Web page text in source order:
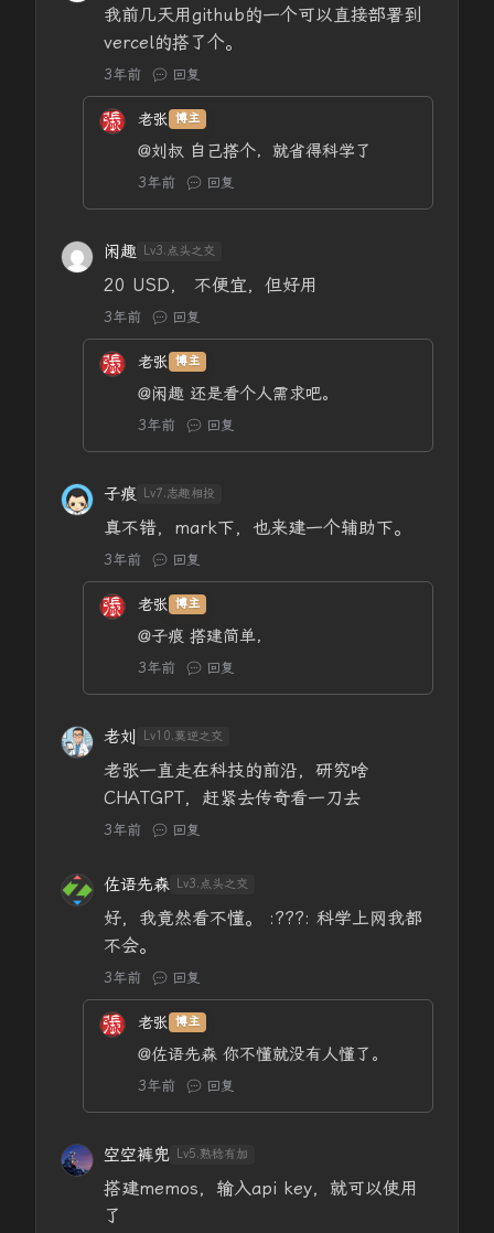
我前几天用github的一个可以直接部署到
vercel的搭了个。
3年前 回复
老张 博主
@刘叔 自己搭个，就省得科学了
3年前 回复
闲趣 Lv3.点头之交
20 USD， 不便宜，但好用
3年前 回复
老张 博主
@闲趣 还是看个人需求吧。
3年前 回复
子痕 Lv7.志趣相投
真不错，mark下，也来建一个辅助下。
3年前 回复
老张 博主
@子痕 搭建简单，
3年前 回复
老刘 Lv10.莫逆之交
老张一直走在科技的前沿，研究啥
CHATGPT，赶紧去传奇看一刀去
3年前 回复
佐语先森 Lv3.点头之交
好，我竟然看不懂。 :???: 科学上网我都
不会。
3年前 回复
老张 博主
@佐语先森 你不懂就没有人懂了。
3年前 回复
空空裤兜 Lv5.熟稔有加
搭建memos，输入api key，就可以使用
了